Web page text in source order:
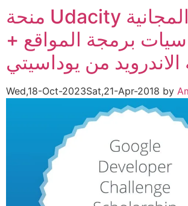
منحة Udacity المجانية
برمجة المواقع +
من يوداسيتي
Wed,18-Oct-2023Sat,21-Apr-2018 by